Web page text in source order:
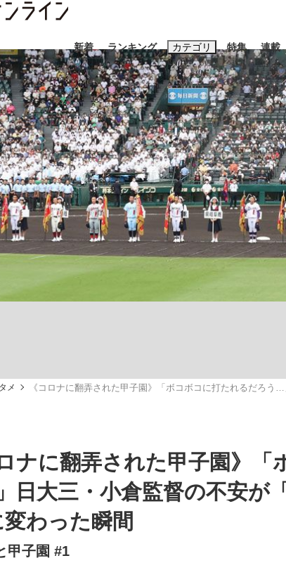
新着 ランキング カテゴリ
スクープ ニュース エンタメ
《BTS厳戒トーキョー滞在記》RM→渋谷で飲み会、JIN→伊豆の...
特集 連載
おすすめのキーワードタグ一
#藤田晋 #三山凌輝 #高市早苗
#玉木雄一郎
#亀和田武
メ 《コロナに翻弄された甲子園》「ボコボコに打たれるだろう
ロナに翻弄された甲子園》
日大三・小倉監督の不安が
わった瞬間
甲子園 #1